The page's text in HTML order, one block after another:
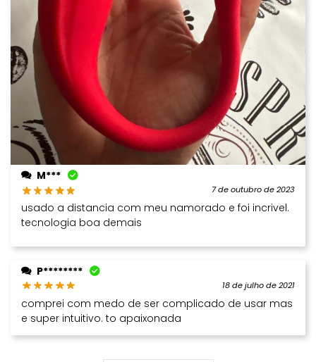
M***
7 de outubro de 2023
usado a distancia com meu namorado e foi incrivel.
tecnologia boa demais
P********
18 de julho de 2021
comprei com medo de ser complicado de usar mas
e super intuitivo. to apaixonada